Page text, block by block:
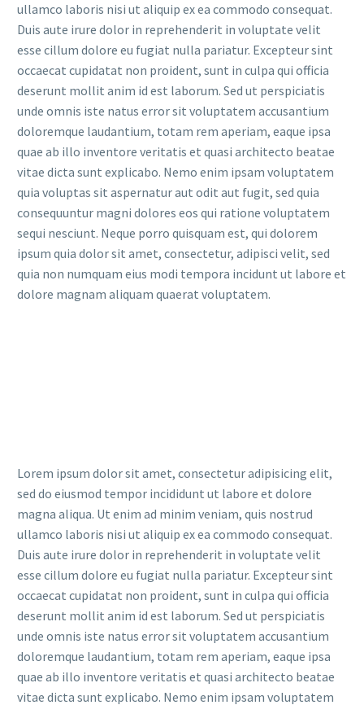
ullamco laboris nisi ut aliquip ex ea commodo consequat.
Duis aute irure dolor in reprehenderit in voluptate velit
esse cillum dolore eu fugiat nulla pariatur. Excepteur sint
occaecat cupidatat non proident, sunt in culpa qui officia
deserunt mollit anim id est laborum. Sed ut perspiciatis
unde omnis iste natus error sit voluptatem accusantium
doloremque laudantium, totam rem aperiam, eaque ipsa
quae ab illo inventore veritatis et quasi architecto beatae
vitae dicta sunt explicabo. Nemo enim ipsam voluptatem
quia voluptas sit aspernatur aut odit aut fugit, sed quia
consequuntur magni dolores eos qui ratione voluptatem
sequi nesciunt. Neque porro quisquam est, qui dolorem
ipsum quia dolor sit amet, consectetur, adipisci velit, sed
quia non numquam eius modi tempora incidunt ut labore et
dolore magnam aliquam quaerat voluptatem.
Lorem ipsum dolor sit amet, consectetur adipisicing elit,
sed do eiusmod tempor incididunt ut labore et dolore
magna aliqua. Ut enim ad minim veniam, quis nostrud
ullamco laboris nisi ut aliquip ex ea commodo consequat.
Duis aute irure dolor in reprehenderit in voluptate velit
esse cillum dolore eu fugiat nulla pariatur. Excepteur sint
occaecat cupidatat non proident, sunt in culpa qui officia
deserunt mollit anim id est laborum. Sed ut perspiciatis
unde omnis iste natus error sit voluptatem accusantium
doloremque laudantium, totam rem aperiam, eaque ipsa
quae ab illo inventore veritatis et quasi architecto beatae
vitae dicta sunt explicabo. Nemo enim ipsam voluptatem